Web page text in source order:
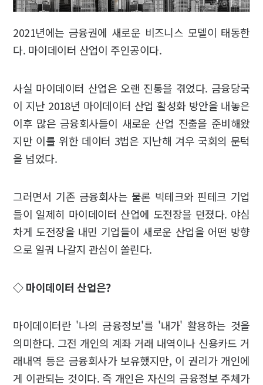
2021년에는 금융권에 새로운 비즈니스 모델이 태동한
다. 마이데이터 산업이 주인공이다.
사실 마이데이터 산업은 오랜 진통을 겪었다. 금융당국
이 지난 2018년 마이데이터 산업 활성화 방안을 내놓은
이후 많은 금융회사들이 새로운 산업 진출을 준비해왔
지만 이를 위한 데이터 3법은 지난해 겨우 국회의 문턱
을 넘었다.
그러면서 기존 금융회사는 물론 빅테크와 핀테크 기업
들이 일제히 마이데이터 산업에 도전장을 던졌다. 야심
차게 도전장을 내민 기업들이 새로운 산업을 어떤 방향
으로 일궈 나갈지 관심이 쏠린다.
◇ 마이데이터 산업은?
마이데이터란 '나의 금융정보'를 '내가' 활용하는 것을
의미한다. 그전 개인의 계좌 거래 내역이나 신용카드 거
래내역 등은 금융회사가 보유했지만, 이 권리가 개인에
게 이관되는 것이다. 즉 개인은 자신의 금융정보 주체가